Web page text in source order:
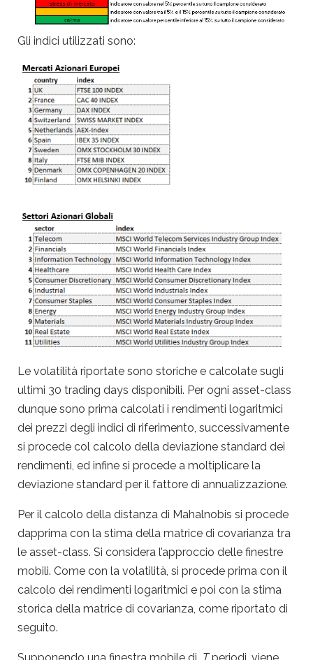
Gli indici utilizzati sono:
Le volatilità riportate sono storiche e calcolate sugli
ultimi 30 trading days disponibili. Per ogni asset-class
dunque sono prima calcolati i rendimenti logaritmici
dei prezzi degli indici di riferimento, successivamente
si procede col calcolo della deviazione standard dei
rendimenti, ed infine si procede a moltiplicare la
deviazione standard per il fattore di annualizzazione.
Per il calcolo della distanza di Mahalnobis si procede
dapprima con la stima della matrice di covarianza tra
le asset-class. Si considera l’approccio delle finestre
mobili. Come con la volatilità, si procede prima con il
calcolo dei rendimenti logaritmici e poi con la stima
storica della matrice di covarianza, come riportato di
seguito.